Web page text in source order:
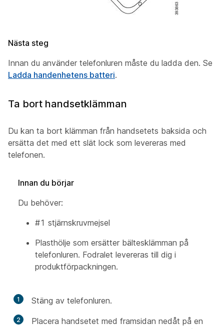
Nästa steg
Innan du använder telefonluren måste du ladda den. Se
Ladda handenhetens batteri.
Ta bort handsetklämman
Du kan ta bort klämman från handsetets baksida och
ersätta det med ett slät lock som levereras med
telefonen.
Innan du börjar
Du behöver:
#1 stjärnskruvmejsel
Plasthölje som ersätter bältesklämman på
telefonluren. Fodralet levereras till dig i
produktförpackningen.
1 Stäng av telefonluren.
2
Placera handsetet med framsidan nedåt på en